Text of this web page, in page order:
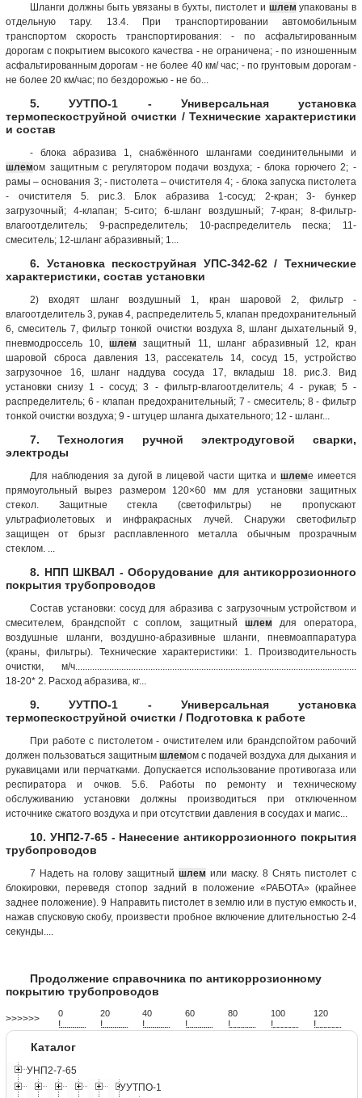
Шланги должны быть увязаны в бухты, пистолет и шлем упакованы в
отдельную тару. 13.4. При транспортировании автомобильным
транспортом скорость транспортирования: - по асфальтированным
дорогам с покрытием высокого качества - не ограничена; - по изношенным
асфальтированным дорогам - не более 40 км/ час; - по грунтовым дорогам -
не более 20 км/час; по бездорожью - не бо...
5. УУТПО-1 - Универсальная установка
термопескоструйной очистки / Технические характеристики
и состав
- блока абразива 1, снабжённого шлангами соединительными и
шлемом защитным с регулятором подачи воздуха; - блока горючего 2; -
рамы – основания 3; - пистолета – очистителя 4; - блока запуска пистолета
- очистителя 5. рис.3. Блок абразива 1-сосуд; 2-кран; 3- бункер
загрузочный; 4-клапан; 5-сито; 6-шланг воздушный; 7-кран; 8-фильтр-
влагоотделитель; 9-распределитель; 10-распределитель песка; 11-
смеситель; 12-шланг абразивный; 1...
6. Установка пескоструйная УПС-342-62 / Технические
характеристики, состав установки
2) входят шланг воздушный 1, кран шаровой 2, фильтр -
влагоотделитель 3, рукав 4, распределитель 5, клапан предохранительный
6, смеситель 7, фильтр тонкой очистки воздуха 8, шланг дыхательный 9,
пневмодроссель 10,шлем защитный 11, шланг абразивный 12, кран
шаровой сброса давления 13, рассекатель 14, сосуд 15, устройство
загрузочное 16, шланг наддува сосуда 17, вкладыш 18. рис.3. Вид
установки снизу 1 - сосуд; 3 - фильтр-влагоотделитель; 4 - рукав; 5 -
распределитель; 6 - клапан предохранительный; 7 - смеситель; 8 - фильтр
тонкой очистки воздуха; 9 - штуцер шланга дыхательного; 12 - шланг...
7. Технология ручной электродуговой сварки,
электроды
Для наблюдения за дугой в лицевой части щитка и шлеме имеется
прямоугольный вырез размером 120×60 мм для установки защитных
стекол. Защитные стекла (светофильтры) не пропускают
ультрафиолетовых и инфракрасных лучей. Снаружи светофильтр
защищен от брызг расплавленного металла обычным прозрачным
стеклом. ...
8. НПП ШКВАЛ - Оборудование для антикоррозионного
покрытия трубопроводов
Состав установки: сосуд для абразива с загрузочным устройством и
смесителем, брандспойт с соплом, защитный шлем для оператора,
воздушные шланги, воздушно-абразивные шланги, пневмоаппаратура
(краны, фильтры). Технические характеристики: 1. Производительность
очистки, м/ч....................................................................................................................
18-20* 2. Расход абразива, кг...
9. УУТПО-1 - Универсальная установка
термопескоструйной очистки / Подготовка к работе
При работе с пистолетом - очистителем или брандспойтом рабочий
должен пользоваться защитным шлемом с подачей воздуха для дыхания и
рукавицами или перчатками. Допускается использование противогаза или
респиратора и очков. 5.6. Работы по ремонту и техническому
обслуживанию установки должны производиться при отключенном
источнике сжатого воздуха и при отсутствии давления в сосудах и магис...
10. УНП2-7-65 - Нанесение антикоррозионного покрытия
трубопроводов
7 Надеть на голову защитный шлем или маску. 8 Снять пистолет с
блокировки, переведя стопор задний в положение «РАБОТА» (крайнее
заднее положение). 9 Направить пистолет в землю или в пустую емкость и,
нажав спусковую скобу, произвести пробное включение длительностью 2-4
секунды....
Продолжение справочника по антикоррозионному
покрытию трубопроводов
>>>>>> 0
!...................
20
!...................
40
!...................
60
!...................
80
!...................
100
!...................
120
!...................
Каталог
УНП2-7-65
УУТПО-1